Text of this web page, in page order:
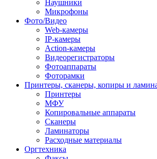
Наушники
Микрофоны
Фото/Видео
Web-камеры
IP-камеры
Action-камеры
Видеорегистраторы
Фотоаппараты
Фоторамки
Принтеры, сканеры, копиры и
Принтеры
МФУ
Копировальные аппараты
Сканеры
Ламинаторы
Расходные материалы
Оргтехника